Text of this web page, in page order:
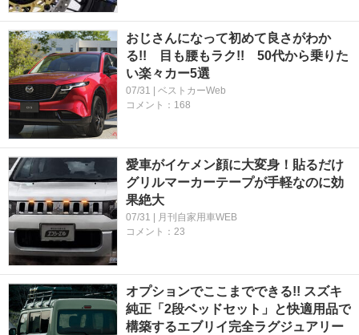
おじさんになって初めて良さがわか
る!! 目も腰もラク!! 50代から乗りた
い楽々カー5選
07/31 | ベストカーWeb
コメント：168
愛車がイケメン顔に大変身！貼るだけ
グリルマーカーテープが手軽なのに効
果絶大
07/31 | 月刊自家用車WEB
コメント：23
オプションでここまでできる!! スズキ
純正「2段ベッドセット」と快適用品で
構築するエブリイ完全ラグジュアリー